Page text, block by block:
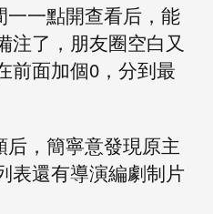
一點開查看后，能
注了，朋友圈空白又
前面加個0，分到最
，簡寧意發現原主
表還有導演編劇制片